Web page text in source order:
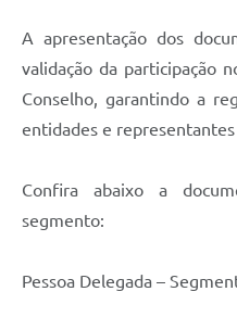
A apresentação dos
validação da participação
Conselho, garantindo a
entidades e representantes
Confira abaixo a
segmento:
Pessoa Delegada –